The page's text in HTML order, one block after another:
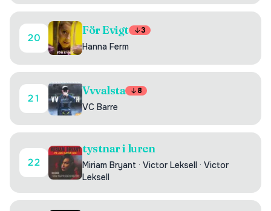
20
För Evigt 3
Hanna Ferm
21
Vvvalsta 8
VC Barre
22
tystnar i luren
Miriam Bryant · Victor Leksell · Victor
Leksell